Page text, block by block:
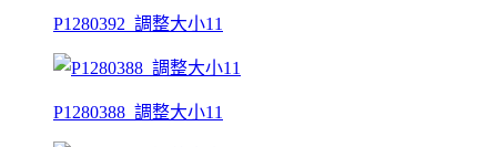
P1280392_調整大小11
P1280388_調整大小11